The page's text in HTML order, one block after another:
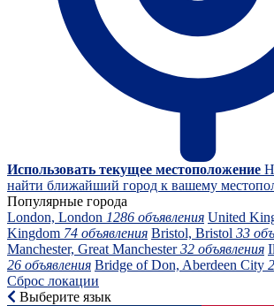
Использовать текущее местоположение
найти ближайший город к вашему
Популярные города
London, London 1286 объявления United
Kingdom 74 объявления Bristol, Bristol 33
Manchester, Great Manchester32 объявления
26 объявления Bridge of Don, Aberdeen City
Сброс локации
Выберите язык